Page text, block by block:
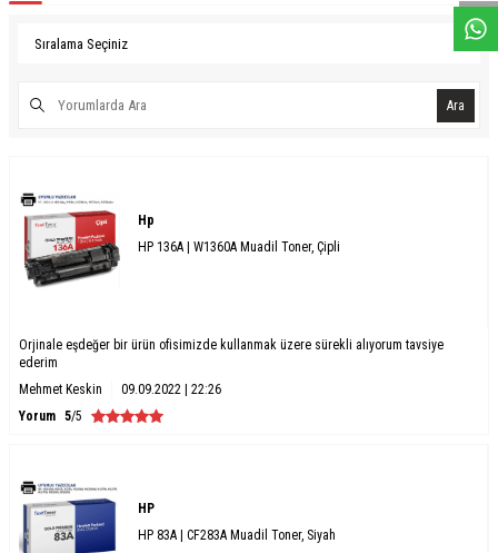
Ara
Hp
HP 136A | W1360A Muadil Toner, Çipli
Orjinale eşdeğer bir ürün ofisimizde kullanmak üzere sürekli alıyorum tavsiye
ederim
Mehmet Keskin
09.09.2022 | 22:26
Yorum 5/5
HP
HP 83A | CF283A Muadil Toner, Siyah